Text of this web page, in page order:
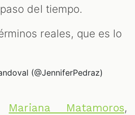
del tiempo.
reales, que es lo
(@JenniferPedraz)
Mariana Matamoros,